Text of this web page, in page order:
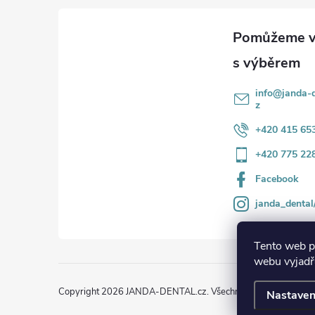
Tento web
webu
info@janda-
z
+420 415
+420 775
Facebook
Copyright 2026 JANDA-DENTAL.cz. Všechna práva